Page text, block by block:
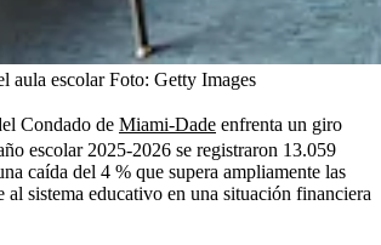
aula escolarFoto: Getty Images
Condado de Miami-Dade enfrenta un giro
escolar 2025-2026 se registraron 13.059
caída del 4 % que supera ampliamente las
al sistema educativo en una situación financiera